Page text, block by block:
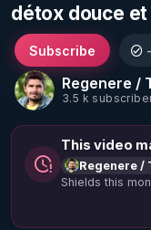
détox douce et
Regenere /
3.5 k
Subscribe
This video
Regenere /
Shields this